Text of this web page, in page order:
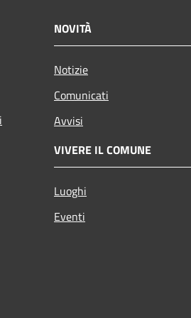
NOVITÀ
Notizie
Comunicati
Avvisi
VIVERE IL COMUNE
Luoghi
Eventi